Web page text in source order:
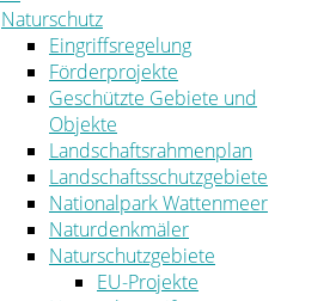
Naturschutz
Eingriffsregelung
Förderprojekte
Geschützte Gebiete und
Objekte
Landschaftsrahmenplan
Landschaftsschutzgebiete
Nationalpark Wattenmeer
Naturdenkmäler
Naturschutzgebiete
EU-Projekte